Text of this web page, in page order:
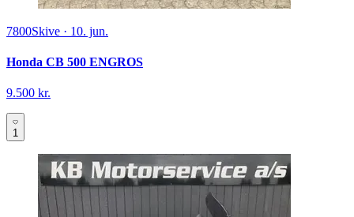
7800Skive · 10. jun.
Honda CB 500 ENGROS
9.500 kr.
1